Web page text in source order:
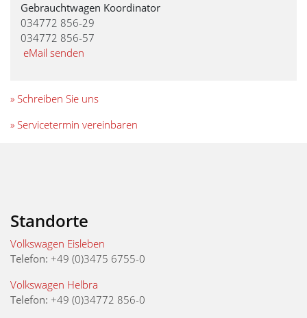
Gebrauchtwagen Koordinator
034772 856-29
034772 856-57
eMail senden
» Schreiben Sie uns
» Servicetermin vereinbaren
Standorte
Volkswagen Eisleben
Telefon: +49 (0)3475 6755-0
Volkswagen Helbra
Telefon: +49 (0)34772 856-0